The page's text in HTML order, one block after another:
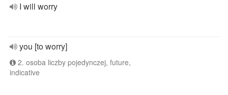
I will worry
you [to worry]
2. osoba liczby pojedynczej, future,
indicative